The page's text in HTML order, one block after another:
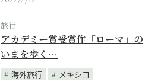
旅行
アカデミー賞受賞作「ローマ」の
いまを歩く…
海外旅行
メキシコ